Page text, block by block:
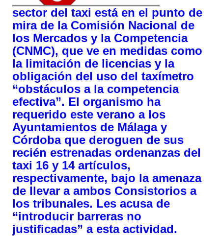
sector del taxi está en el punto de
mira de la Comisión Nacional de
los Mercados y la Competencia
(CNMC), que ve en medidas como
la limitación de licencias y la
obligación del uso del taxímetro
“obstáculos a la competencia
efectiva”. El organismo ha
requerido este verano a los
Ayuntamientos de Málaga y
Córdoba que deroguen de sus
recién estrenadas ordenanzas del
taxi 16 y 14 artículos,
respectivamente, bajo la amenaza
de llevar a ambos Consistorios a
los tribunales. Les acusa de
“introducir barreras no
justificadas” a esta actividad.